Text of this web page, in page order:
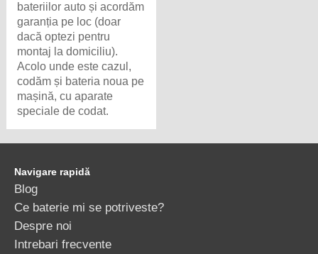
bateriilor auto și acordăm
garanția pe loc (doar
dacă optezi pentru
montaj la domiciliu).
Acolo unde este cazul,
codăm și bateria noua pe
mașină, cu aparate
speciale de codat.
Navigare rapidă
Blog
Ce baterie mi se potriveste?
Despre noi
Intrebari frecvente